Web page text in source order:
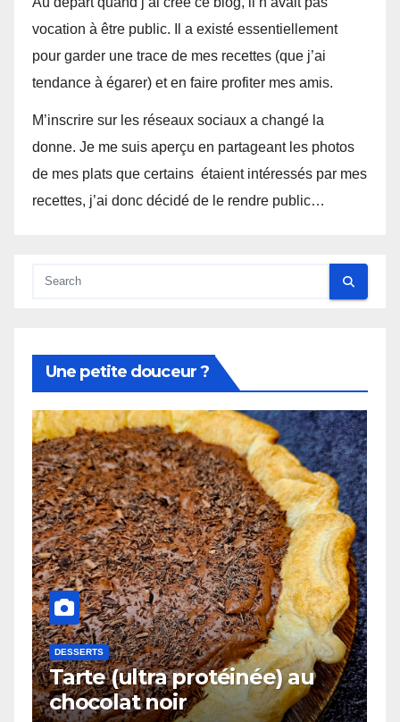
vocation à être public. Il a existé essentiellement
pour garder une trace de mes recettes (que j’ai
tendance à égarer) et en faire profiter mes amis.
M’inscrire sur les réseaux sociaux a changé la
donne. Je me suis aperçu en partageant les photos
de mes plats que certains étaient intéressés par mes
recettes, j’ai donc décidé de le rendre public…
Une petite douceur ?
DESSERTS
Tarte (ultra protéinée) au
chocolat noir